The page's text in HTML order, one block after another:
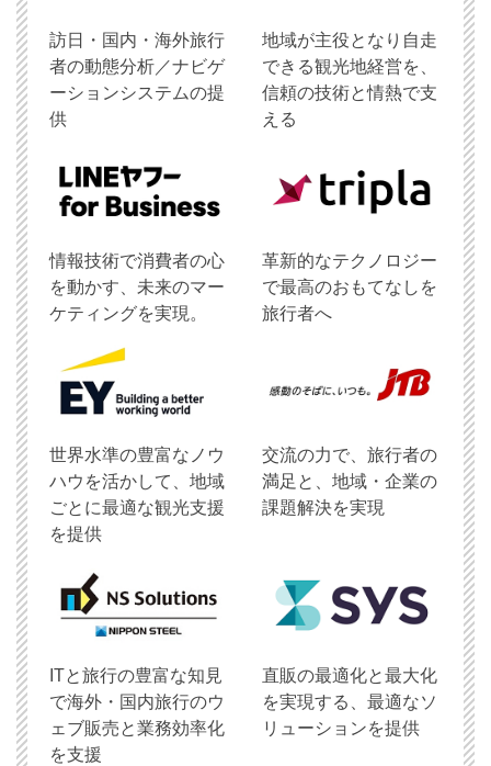
訪日・国内・海外旅行
者の動態分析／ナビゲ
ーションシステムの提
供
地域が主役となり自走
できる観光地経営を、
信頼の技術と情熱で支
える
情報技術で消費者の心
を動かす、未来のマー
ケティングを実現。
革新的なテクノロジー
で最高のおもてなしを
旅行者へ
世界水準の豊富なノウ
ハウを活かして、地域
ごとに最適な観光支援
を提供
交流の力で、旅行者の
満足と、地域・企業の
課題解決を実現
ITと旅行の豊富な知見
で海外・国内旅行のウ
ェブ販売と業務効率化
を支援
直販の最適化と最大化
を実現する、最適なソ
リューションを提供